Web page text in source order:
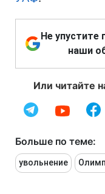
Не упустите
наши
Или читайте
Больше по теме:
увольнение